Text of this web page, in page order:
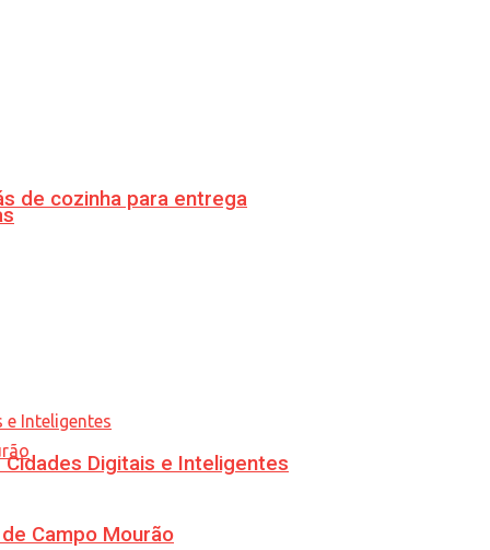
de cozinha para entrega
Campo Mourão
Digitais e Inteligentes